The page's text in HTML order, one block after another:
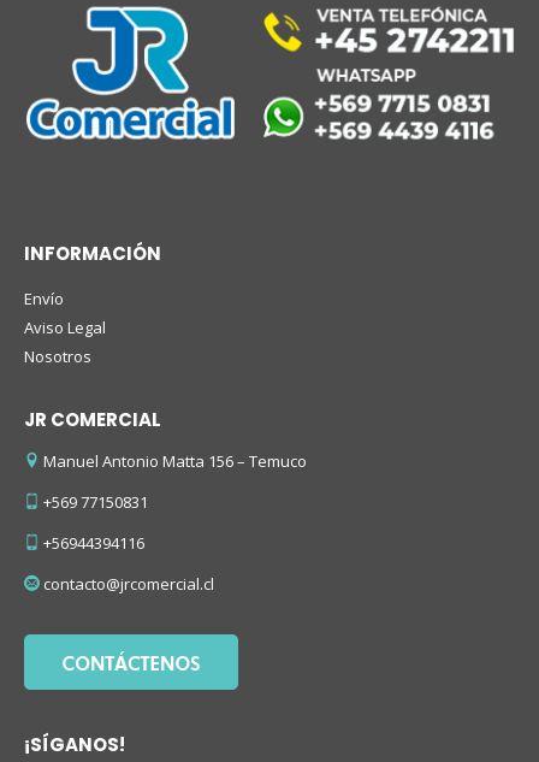
INFORMACIÓN
Envío
Aviso Legal
Nosotros
JR COMERCIAL
Manuel Antonio Matta 156 – Temuco
+569 77150831
+56944394116
contacto@jrcomercial.cl
¡SÍGANOS!